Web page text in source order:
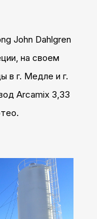
John Dahlgren
на своем
в г. Медле и г.
Arcamix 3,33